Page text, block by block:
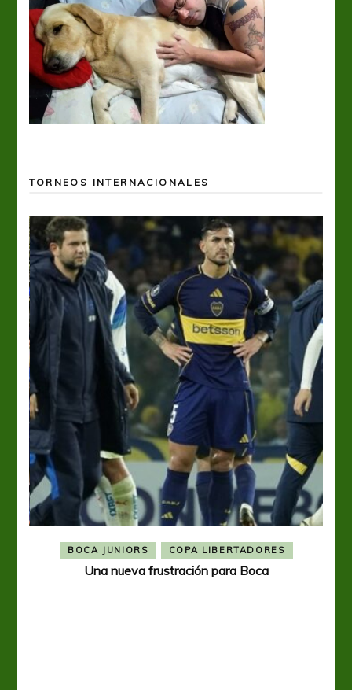
TORNEOS INTERNACIONALES
BOCA JUNIORS COPA LIBERTADORES
Una nueva frustración para Boca